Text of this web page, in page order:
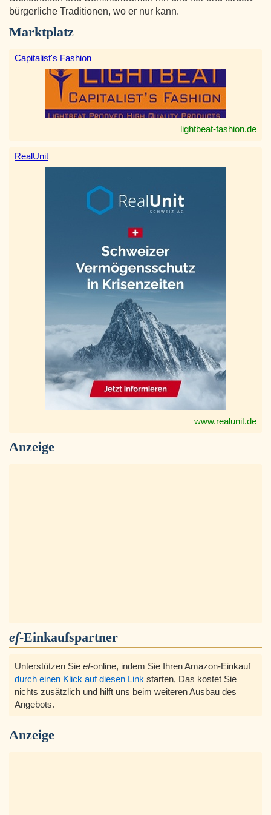
bürgerliche Traditionen, wo er nur kann.
Marktplatz
Capitalist's Fashion
lightbeat-fashion.de
RealUnit
www.realunit.de
Anzeige
ef-Einkaufspartner
Unterstützen Sie ef-online, indem Sie Ihren Amazon-Einkauf
durch einen Klick auf diesen Link starten, Das kostet Sie
nichts zusätzlich und hilft uns beim weiteren Ausbau des
Angebots.
Anzeige